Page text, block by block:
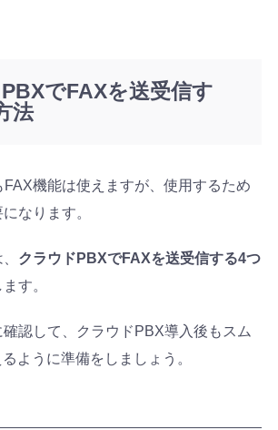
でFAXを送受信す
法
機能は使えますが、使用するため
なります。
クラウドPBXでFAXを送受信する4つ
す。
認して、クラウドPBX導入後もスム
ように準備をしましょう。